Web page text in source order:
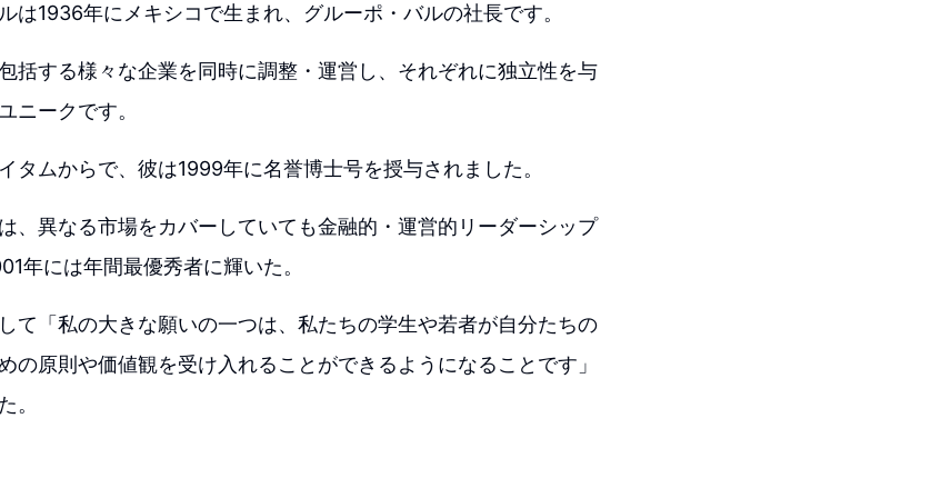
は1936年にメキシコで生まれ、グルーポ・バルの社長です。
括する様々な企業を同時に調整・運営し、それぞれに独立性を与
ニークです。
タムからで、彼は1999年に名誉博士号を授与されました。
、異なる市場をカバーしていても金融的・運営的リーダーシップ
年には年間最優秀者に輝いた。
て「私の大きな願いの一つは、私たちの学生や若者が自分たちの
の原則や価値観を受け入れることができるようになることです」
。